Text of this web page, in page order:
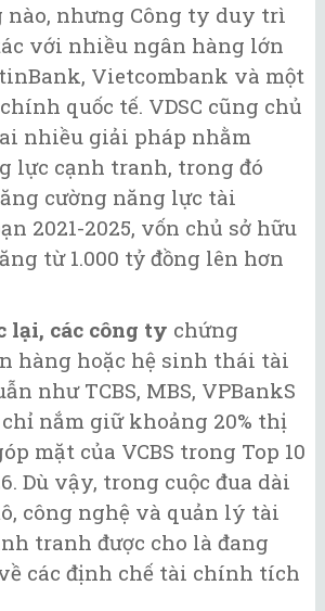
nào, nhưng Công ty duy trì
với nhiều ngân hàng lớn
Vietcombank và một
quốc tế. VDSC cũng chủ
nhiều giải pháp nhằm
lực cạnh tranh, trong đó
cường năng lực tài
2021-2025, vốn chủ sở hữu
từ 1.000 tỷ đồng lên hơn
lại, các công ty chứng
hàng hoặc hệ sinh thái tài
như TCBS, MBS, VPBankS
chỉ nắm giữ khoảng 20% thị
mặt của VCBS trong Top 10
Dù vậy, trong cuộc đua dài
công nghệ và quản lý tài
tranh được cho là đang
các định chế tài chính tích